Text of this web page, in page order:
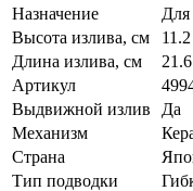
Назначение
Высота излива, см
11.2
Длина излива, см
21.6
Артикул
Выдвижной излив
Да
Механизм
Страна
Тип подводки